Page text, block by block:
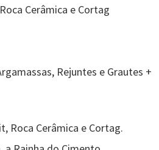
Cerâmica e Cortag
Rejuntes e Grautes +
Roca Cerâmica e Cortag.